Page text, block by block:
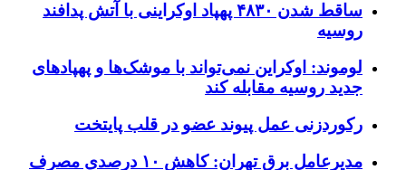
ساقط شدن ۴۸۳۰ پهپاد اوکراینی با آتش پدافند
روسیه
لوموند: اوکراین نمی‌تواند با موشک‌ها و پهپادهای
جدید روسیه مقابله کند
رکوردزنی عمل پیوند عضو در قلب پایتخت
مدیرعامل برق تهران: کاهش ۱۰ درصدی مصرف